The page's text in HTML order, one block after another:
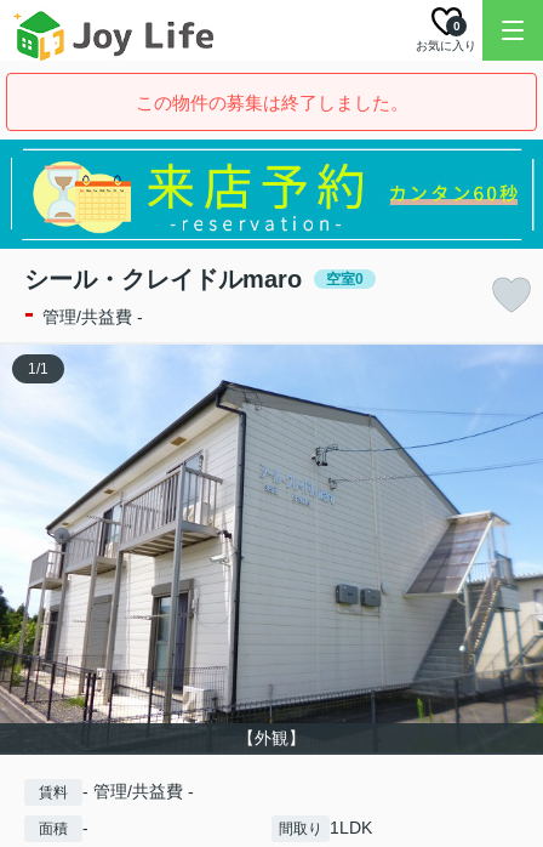
お気に入り
0
この物件の募集は終了しました。
シール・クレイドルmaro 空室0
- 管理/共益費 -
【外観】
1 /1
賃料 - 管理/共益費 -
面積 - 間取り 1LDK